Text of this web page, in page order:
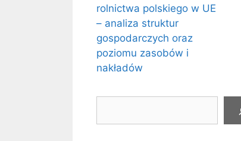
rolnictwa polskiego w UE
– analiza struktur
gospodarczych oraz
poziomu zasobów i
nakładów